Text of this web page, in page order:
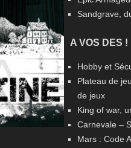
Sandgrave,
A VOS DES !
Hobby et
Plateau de
de jeux
King of war,
Carnevale –
Mars : Code